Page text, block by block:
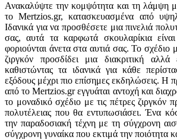
Ανακαλύψτε την κομψότητα και τη λάμψη
το Mertzios.gr, κατασκευασμένα από
Ιδανικά για να προσθέσετε μια πινελιά
σας, αυτά τα καρφωτά σκουλαρίκια
φοριούνται άνετα στα αυτιά σας. Το σχέδιο
ζιργκόν προσδίδει μια διακριτική
καθιστώντας τα ιδανικά για κάθε
εξόδους μέχρι πιο επίσημες εκδηλώσεις. Η
από το Mertzios.gr εγγυάται αντοχή και
το μοναδικό σχέδιο με τις πέτρες ζιργκόν
πολυτέλειας που θα εντυπωσιάσει. Ένα
την παραδοσιακή τέχνη με τη σύγχρονη
σύγχρονη γυναίκα που εκτιμά την ποιότητα